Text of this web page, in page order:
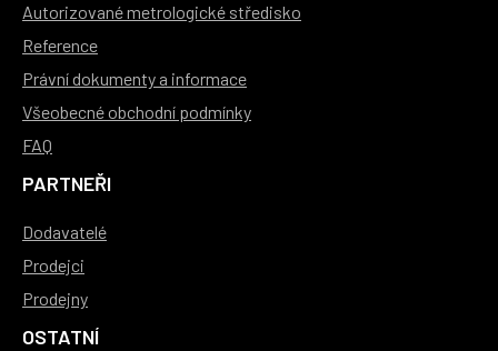
Autorizované metrologické středisko
Reference
Právní dokumenty a informace
Všeobecné obchodní podmínky
FAQ
PARTNEŘI
Dodavatelé
Prodejci
Prodejny
OSTATNÍ